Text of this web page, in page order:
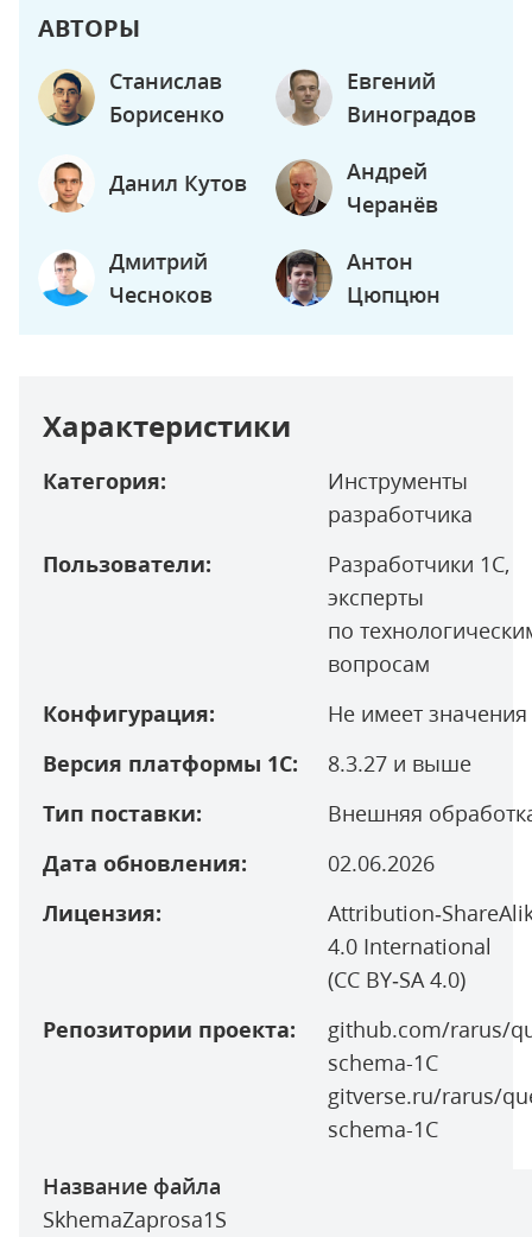
АВТОРЫ
Станислав
Борисенко
Евгений
Виноградов
Данил Кутов
Андрей
Черанёв
Дмитрий
Чесноков
Антон
Цюпцюн
Характеристики
Категория:
Инструменты
разработчика
Пользователи:
Разработчики 1С,
эксперты
по
вопросам
Конфигурация:
Не имеет значения
Версия платформы 1С:
8.3.27 и выше
Тип поставки:
Внешняя
Дата обновления:
02.06.2026
Лицензия:
4.0 International
(CC BY‑SA 4.0)
Репозитории проекта:
github.com/rarus/
schema-1С
gitverse.ru/rarus/
schema-1С
Название файла
SkhemaZaprosa1S